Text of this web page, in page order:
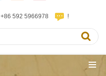
+86 592 5966978 !